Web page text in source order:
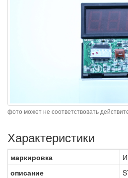
фото может не соответствовать
Характеристики
маркировка
описание